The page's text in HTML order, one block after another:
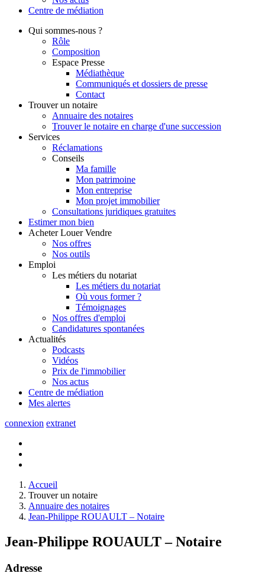
Centre de médiation
Qui sommes-nous ?
Rôle
Composition
Espace Presse
Médiathèque
Communiqués et dossiers de presse
Contact
Trouver un notaire
Annuaire des notaires
Trouver le notaire en charge d'une succession
Services
Réclamations
Conseils
Ma famille
Mon patrimoine
Mon entreprise
Mon projet immobilier
Consultations juridiques gratuites
Estimer mon bien
Acheter Louer Vendre
Nos offres
Nos outils
Emploi
Les métiers du notariat
Les métiers du notariat
Où vous former ?
Témoignages
Nos offres d'emploi
Candidatures spontanées
Actualités
Podcasts
Vidéos
Prix de l'immobilier
Nos actus
Centre de médiation
Mes alertes
connexion extranet
Accueil
Trouver un notaire
Annuaire des notaires
Jean-Philippe ROUAULT – Notaire
Jean-Philippe ROUAULT – Notaire
Adresse